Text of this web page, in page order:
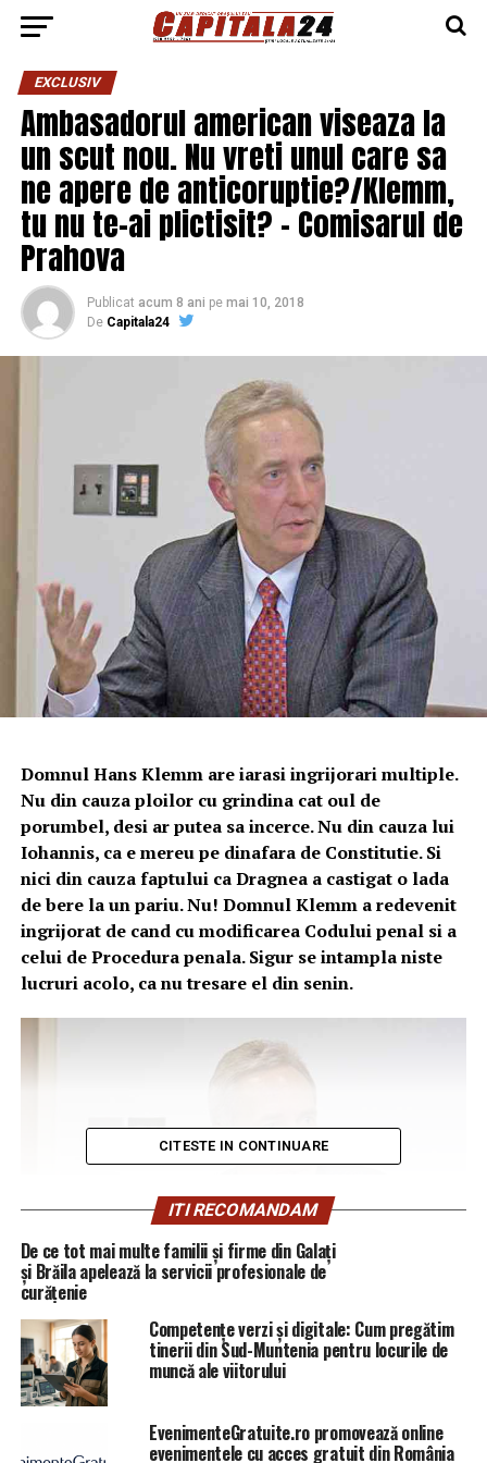
EXCLUSIV
Ambasadorul american viseaza la
un scut nou. Nu vreti unul care sa
ne apere de anticoruptie?/Klemm,
tu nu te-ai plictisit? – Comisarul de
Prahova
Publicat acum 8 ani pe mai 10, 2018
De Capitala24
Domnul Hans Klemm are iarasi ingrijorari multiple.
Nu din cauza ploilor cu grindina cat oul de
porumbel, desi ar putea sa incerce. Nu din cauza lui
Iohannis, ca e mereu pe dinafara de Constitutie. Si
nici din cauza faptului ca Dragnea a castigat o lada
de bere la un pariu. Nu! Domnul Klemm a redevenit
ingrijorat de cand cu modificarea Codului penal si a
celui de Procedura penala. Sigur se intampla niste
lucruri acolo, ca nu tresare el din senin.
Ambasadorul american viseaza la un scut nou. Nu vreti
unul care sa ne apere de anticoruptie?
CITESTE IN CONTINUARE
ITI RECOMANDAM
De ce tot mai multe familii și firme din Galați
și Brăila apelează la servicii profesionale de
curățenie
Competențe verzi și digitale: Cum pregătim
tinerii din Sud-Muntenia pentru locurile de
muncă ale viitorului
EvenimenteGratuite.ro promovează online
evenimentele cu acces gratuit din România